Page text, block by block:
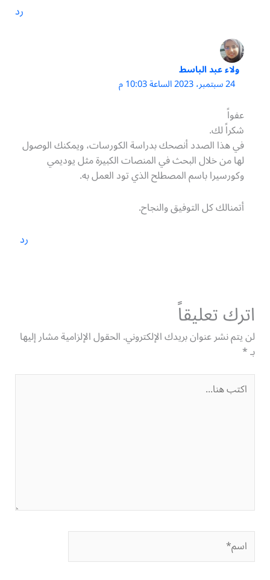
رد
ولاء عبد الباسط
24 سبتمبر، 2023 الساعة 10:03 م
عفواً
شكراً لك.
في هذا الصدد أنصحك بدراسة الكورسات، ويمكنك الوصول
لها من خلال البحث في المنصات الكبيرة مثل يوديمي
وكورسيرا باسم المصطلح الذي تود العمل به.
أتمنالك كل التوفيق والنجاح.
رد
اترك تعليقاً
لن يتم نشر عنوان بريدك الإلكتروني.الحقول الإلزامية مشار إليها
بـ*
اكتب
هنا...
اسم*